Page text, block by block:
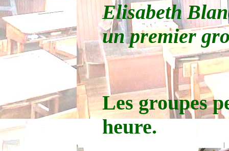
Elisabeth
un premier
Les groupes
heure.